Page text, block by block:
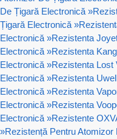
De Țigară Electronică »
Țigară Electronică »
Electronică »Rezistenta
Electronică »Rezistenta
Electronică »Rezistenta Lost
Electronică »Rezistenta
Electronică »Rezistenta
Electronică »Rezistenta
Electronică »Rezistente
»Rezistență Pentru